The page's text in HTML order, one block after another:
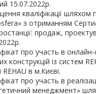
15.07.2022р.
кваліфікації
з отриманням
продаж,
про участь в
конструкцій із систем
REHAU в м.Києві.
про участь в
менеджмент»